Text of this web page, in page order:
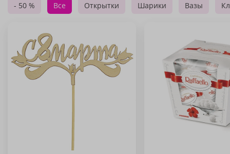
- 50 % Все Открытки Шарики Вазы